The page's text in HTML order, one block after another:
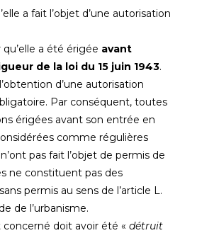
a fait l’objet d’une autorisation
a été érigée avant
de la loi du 15 juin 1943.
d’une autorisation
Par conséquent, toutes
érigées avant son entrée en
comme régulières
pas fait l’objet de permis de
ne constituent pas des
permis au sens de l’article L.
de l’urbanisme.
doit avoir été « détruit